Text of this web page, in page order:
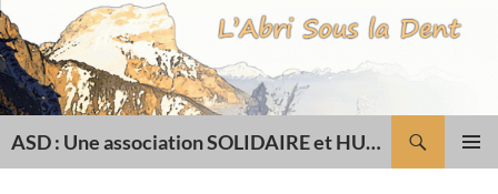
ASD : Une association SOLIDAIRE et HUMANITAIRE